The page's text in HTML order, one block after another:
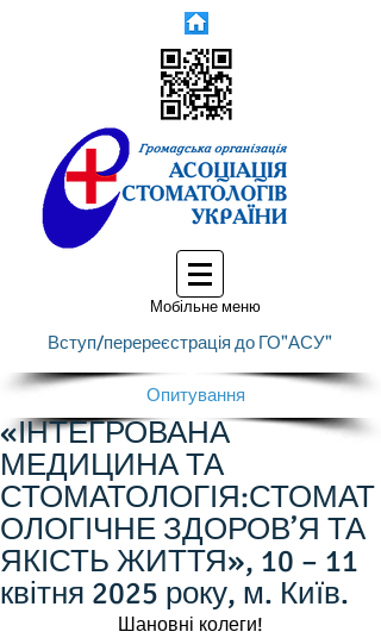
Мобільне меню
Вступ/перереєстрація до ГО"АСУ"
Опитування
«ІНТЕГРОВАНА
МЕДИЦИНА ТА
СТОМАТОЛОГІЯ:СТОМАТ
ОЛОГІЧНЕ ЗДОРОВ’Я ТА
ЯКІСТЬ ЖИТТЯ», 10 – 11
квітня 2025 року, м. Київ.
Шановні колеги!